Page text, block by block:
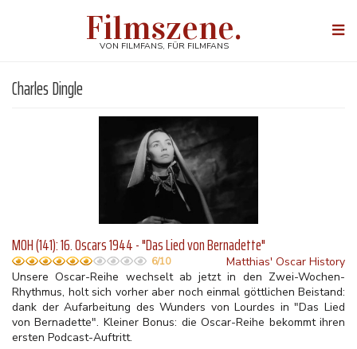
Filmszene.
VON FILMFANS, FÜR FILMFANS
Charles Dingle
MOH (141): 16. Oscars 1944 - "Das Lied von Bernadette"
6/10
Matthias' Oscar History
Unsere Oscar-Reihe wechselt ab jetzt in den Zwei-Wochen-
Rhythmus, holt sich vorher aber noch einmal göttlichen Beistand:
dank der Aufarbeitung des Wunders von Lourdes in "Das Lied
von Bernadette". Kleiner Bonus: die Oscar-Reihe bekommt ihren
ersten Podcast-Auftritt.